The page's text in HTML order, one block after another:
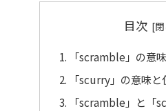
目次
「scramble」の意
「scurry」の意味と
「scramble」と「